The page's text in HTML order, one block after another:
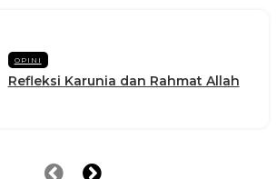
OPINI
Refleksi Karunia dan Rahmat Allah